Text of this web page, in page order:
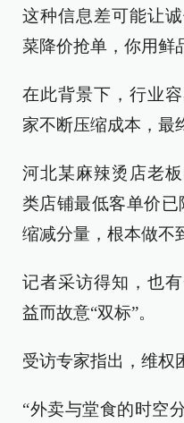
这种信息差可能让
菜降价抢单，你用鲜
在此背景下，行业
家不断压缩成本，最
河北某麻辣烫店老
类店铺最低客单价已
缩减分量，根本做不
记者采访得知，也
益而故意“双标”。
受访专家指出，维权
“外卖与堂食的时空